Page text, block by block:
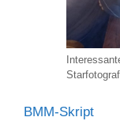
BMM-Skript